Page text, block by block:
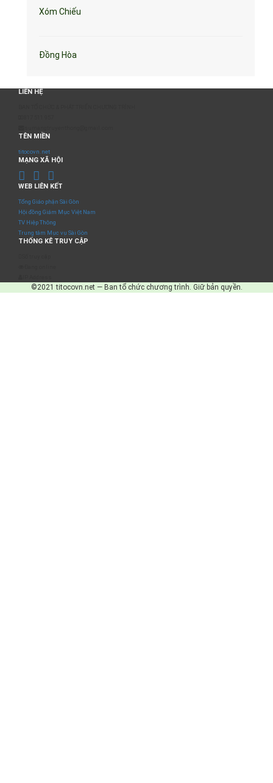
Xóm Chiếu
Đồng Hòa
LIÊN HỆ
TÊN MIỀN
titocovn.net
MẠNG XÃ HỘI
WEB LIÊN KẾT
Tổng Giáo phận Sài Gòn
Hội đồng Giám Mục Việt Nam
TV Hiệp Thông
Trung tâm Mục vụ Sài Gòn
THỐNG KÊ TRUY CẬP
©2021 titocovn.net — Ban tổ chức chương trình. Giữ bản quyền.